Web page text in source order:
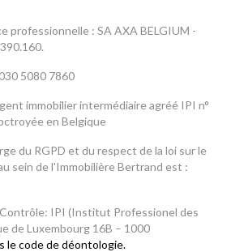
professionnelle : SA AXA BELGIUM -
5080 7860
immobilier intermédiaire agréé IPI n°
en Belgique
du RGPD et du respect de la loi sur le
sein de l'Immobilière Bertrand est :
IPI (Institut Professionel des
de Luxembourg 16B – 1000
le code de déontologie.